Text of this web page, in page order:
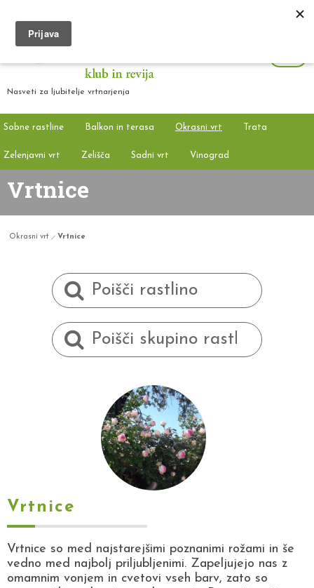
Nasveti za ljubitelje vrtnarjenja
Sobne rastline Balkon in terasa Okrasni vrt Trata
Zelenjavni vrt Zelišča Sadni vrt Vinograd
Vrtnice
Okrasni vrt Vrtnice
Vrtnice
Vrtnice so med najstarejšimi poznanimi rožami in še
vedno med najbolj priljubljenimi. Zapeljujejo nas z
omamnim vonjem in cvetovi vseh barv, zato so